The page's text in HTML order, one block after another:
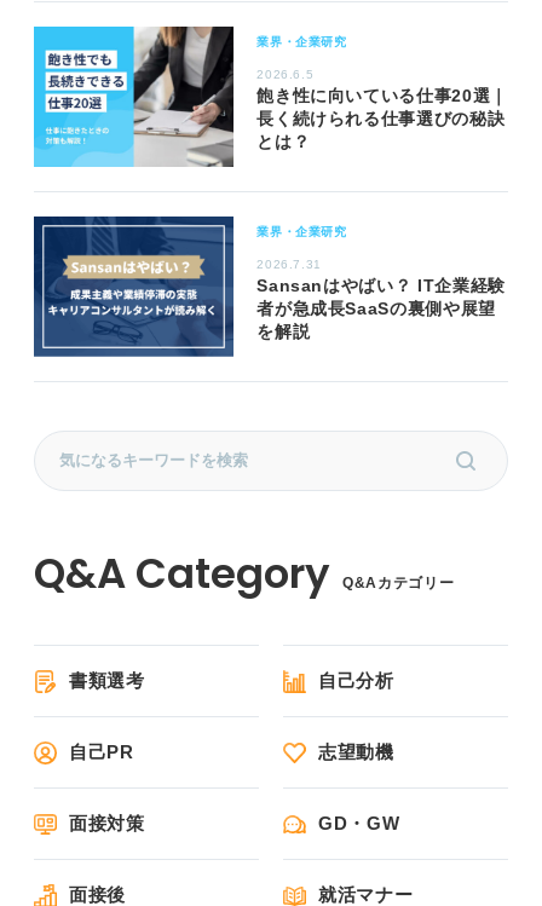
業界・企業研究
2026.6.5
飽き性に向いている仕事20選｜
長く続けられる仕事選びの秘訣
とは？
業界・企業研究
2026.7.31
Sansanはやばい？ IT企業経験
者が急成長SaaSの裏側や展望
を解説
Q&Aカテゴリー
書類選考 自己分析
自己PR 志望動機
面接対策 GD・GW
面接後 就活マナー